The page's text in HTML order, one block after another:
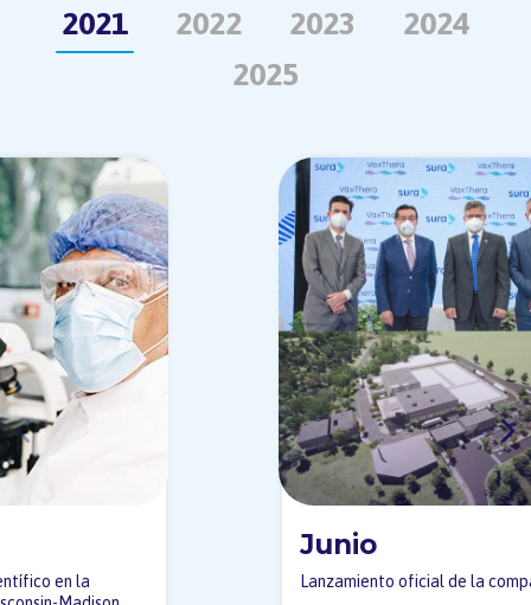
2021 2022 2023
2024
2025
en la
Junio
Lanzamiento oficial de la